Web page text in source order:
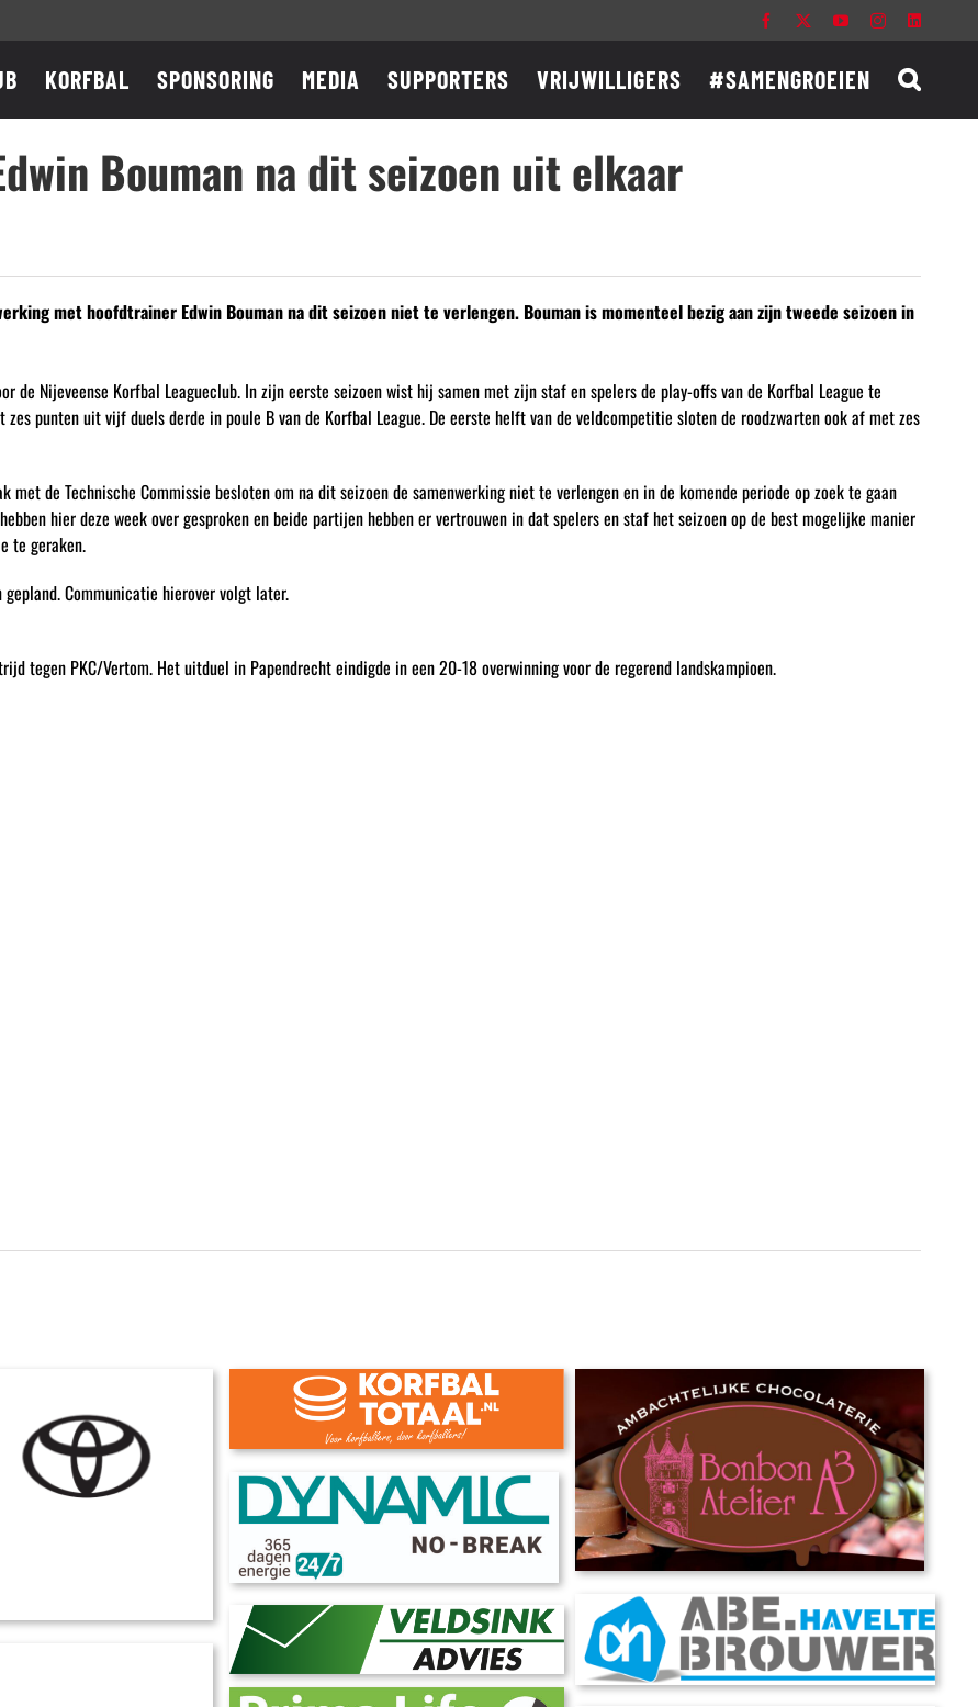
Facebook YouTubeInstagram
KORFBAL SPONSORING MEDIA SUPPORTERS VRIJWILLIGERS #SAMENGROEIEN
Bouman na dit seizoen uit elkaar
met hoofdtrainer Edwin Bouman na dit seizoen niet te verlengen. Bouman is momenteel bezig aan zijn tweede seizoen in
de Nijeveense Korfbal Leagueclub. In zijn eerste seizoen wist hij samen met zijn staf en spelers de play-offs van de Korfbal League te
zes punten uit vijf duels derde in poule B van de Korfbal League. De eerste helft van de veldcompetitie sloten de roodzwarten ook af met zes
met de Technische Commissie besloten om na dit seizoen de samenwerking niet te verlengen en in de komende periode op zoek te gaan
hier deze week over gesproken en beide partijen hebben er vertrouwen in dat spelers en staf het seizoen op de best mogelijke manier
te geraken.
Communicatie hierover volgt later.
tegen PKC/Vertom. Het uitduel in Papendrecht eindigde in een 20-18 overwinning voor de regerend landskampioen.